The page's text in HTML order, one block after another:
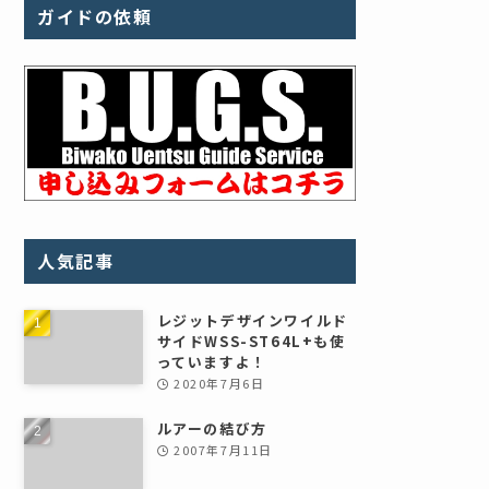
ガイドの依頼
人気記事
レジットデザインワイルド
サイドWSS-ST64L+も使
っていますよ！
2020年7月6日
ルアーの結び方
2007年7月11日